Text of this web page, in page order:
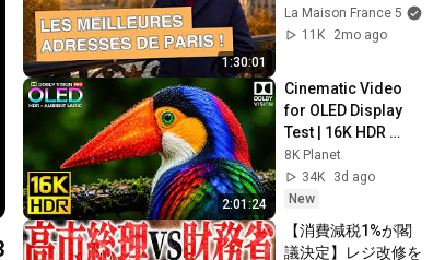
1:30:01
La Maison France 5
11K
2mo ago
2:01:24
Cinematic Video
for OLED Display
Test | 16K HDR
240fps Dolby Vision
(4K Video • 8K
ULTRA HD TV)
8K Planet
34K
3d ago
New
【消費減税1%が閣
議決定】レジ改修を